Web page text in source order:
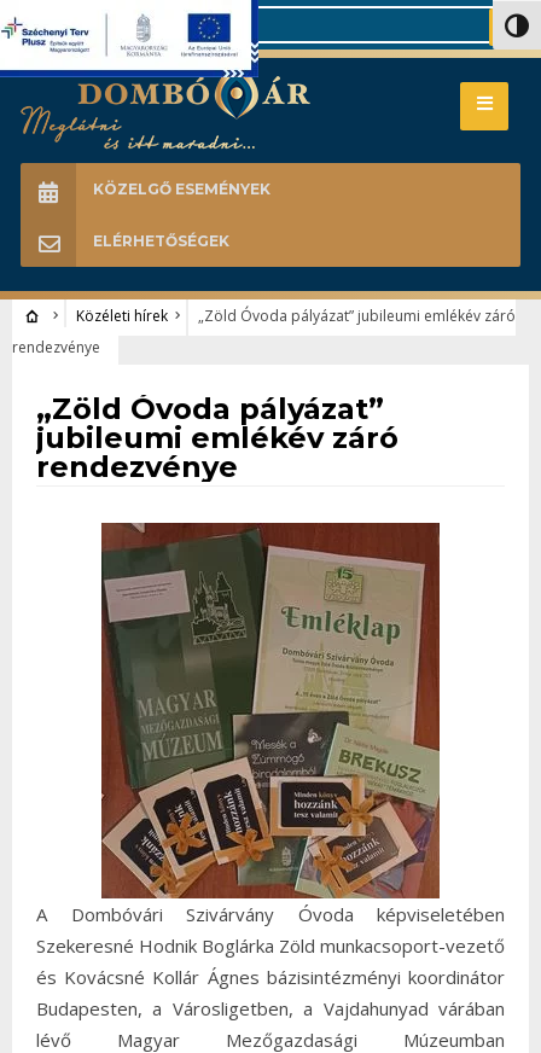
Search
KÖZELGŐ ESEMÉNYEK
ELÉRHETŐSÉGEK
Közéleti hírek
„Zöld Óvoda pályázat” jubileumi emlékév záró
rendezvénye
„Zöld Óvoda pályázat”
jubileumi emlékév záró
rendezvénye
A Dombóvári Szivárvány Óvoda képviseletében
Szekeresné Hodnik Boglárka Zöld munkacsoport-vezető
és Kovácsné Kollár Ágnes bázisintézményi koordinátor
Budapesten, a Városligetben, a Vajdahunyad várában
lévő Magyar Mezőgazdasági Múzeumban